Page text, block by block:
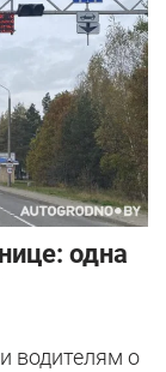
одна
водителям о